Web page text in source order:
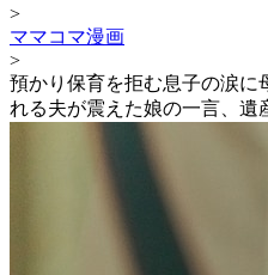
>
ママコマ漫画
>
預かり保育を拒む息子の涙に
れる夫が震えた娘の一言、遺